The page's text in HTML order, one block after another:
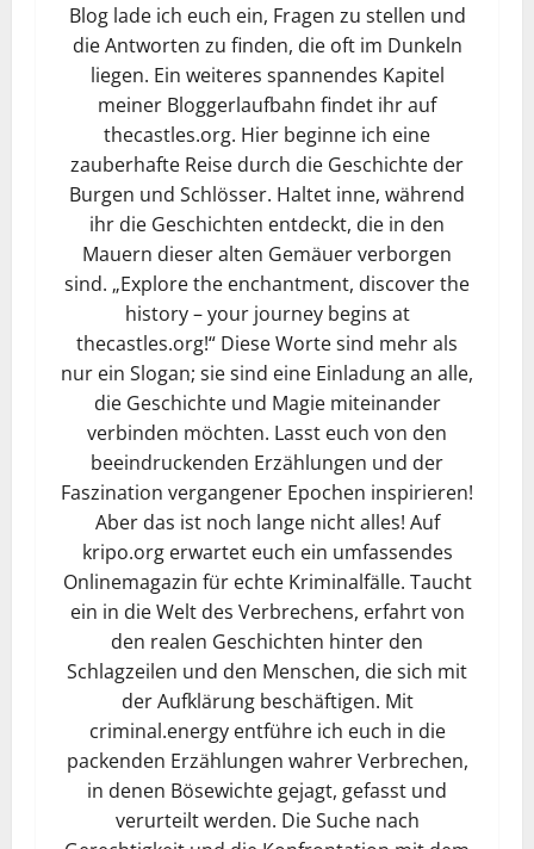
Blog lade ich euch ein, Fragen zu stellen und
die Antworten zu finden, die oft im Dunkeln
liegen. Ein weiteres spannendes Kapitel
meiner Bloggerlaufbahn findet ihr auf
thecastles.org. Hier beginne ich eine
zauberhafte Reise durch die Geschichte der
Burgen und Schlösser. Haltet inne, während
ihr die Geschichten entdeckt, die in den
Mauern dieser alten Gemäuer verborgen
sind. „Explore the enchantment, discover the
history – your journey begins at
thecastles.org!“ Diese Worte sind mehr als
nur ein Slogan; sie sind eine Einladung an alle,
die Geschichte und Magie miteinander
verbinden möchten. Lasst euch von den
beeindruckenden Erzählungen und der
Faszination vergangener Epochen inspirieren!
Aber das ist noch lange nicht alles! Auf
kripo.org erwartet euch ein umfassendes
Onlinemagazin für echte Kriminalfälle. Taucht
ein in die Welt des Verbrechens, erfahrt von
den realen Geschichten hinter den
Schlagzeilen und den Menschen, die sich mit
der Aufklärung beschäftigen. Mit
criminal.energy entführe ich euch in die
packenden Erzählungen wahrer Verbrechen,
in denen Bösewichte gejagt, gefasst und
verurteilt werden. Die Suche nach